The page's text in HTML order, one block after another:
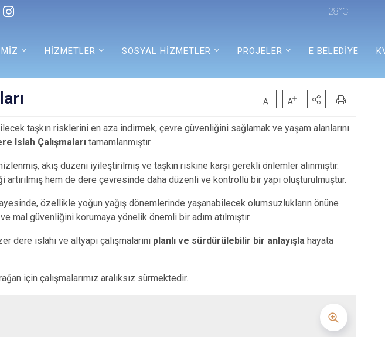
28°C
HİZMETLER SOSYAL HİZMETLER PROJELER E BELEDİYE
taşkın risklerini en aza indirmek, çevre güvenliğini sağlamak ve yaşam alanlarını
Islah Çalışmaları tamamlanmıştır.
akış düzeni iyileştirilmiş ve taşkın riskine karşı gerekli önlemler alınmıştır.
hem de dere çevresinde daha düzenli ve kontrollü bir yapı oluşturulmuştur.
özellikle yoğun yağış dönemlerinde yaşanabilecek olumsuzlukların önüne
mal güvenliğini korumaya yönelik önemli bir adım atılmıştır.
ıslahı ve altyapı çalışmalarını planlı ve sürdürülebilir bir anlayışla hayata
için çalışmalarımız aralıksız sürmektedir.